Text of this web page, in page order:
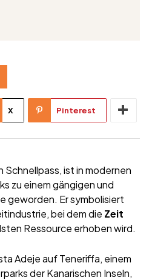
X Pinterest
Schnellpass, ist in modernen
zu einem gängigen und
geworden. Er symbolisiert
bei dem die Zeit
Ressource erhoben wird.
Adeje auf Teneriffa, einem
der Kanarischen Inseln,